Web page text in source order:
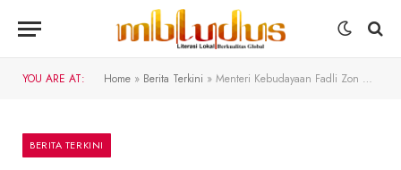
YOU ARE AT: Home » Berita Terkini » Menteri Kebudayaan Fadli Zon Menghadiri Malam Puncak Hari Puisi Indonesia 2024
BERITA TERKINI